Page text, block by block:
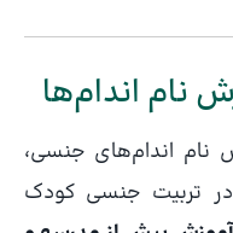
نام اندام‌ها
نام اندام‌های جنسی،
در تربیت جنسی کودک